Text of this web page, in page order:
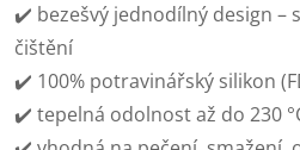
✔️ bezešvý jednodílný design –
čištění
✔️ 100% potravinářský silikon
✔️ tepelná odolnost až do 230